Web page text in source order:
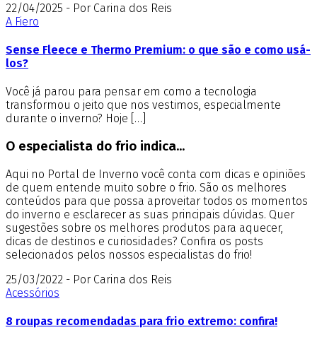
22/04/2025 - Por Carina dos Reis
A Fiero
Sense Fleece e Thermo Premium: o que são e como usá-
los?
Você já parou para pensar em como a tecnologia
transformou o jeito que nos vestimos, especialmente
durante o inverno? Hoje […]
O especialista do frio indica...
Aqui no Portal de Inverno você conta com dicas e opiniões
de quem entende muito sobre o frio. São os melhores
conteúdos para que possa aproveitar todos os momentos
do inverno e esclarecer as suas principais dúvidas. Quer
sugestões sobre os melhores produtos para aquecer,
dicas de destinos e curiosidades? Confira os posts
selecionados pelos nossos especialistas do frio!
25/03/2022 - Por Carina dos Reis
Acessórios
8 roupas recomendadas para frio extremo: confira!